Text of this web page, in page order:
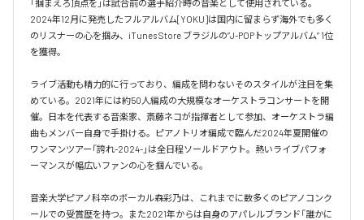
「掴まえろ頂点を」は試合前の選手紹介時の音楽として使用されている。
2024年12月に発売したフルアルバム[YOKU]は国内に留まらず海外でも多く
のリスナーの心を掴み、iTunes Store ブラジルの”J-POPトップアルバム” 1位
を獲得。
ライブ活動も精力的に行っており、編成を問わないそのスタイルが注目を集
めている。2021年には約50人編成の大規模なオーケストラコンサートを開
催。日本を代表する音楽家、斎藤ネコが指揮者として参加、オーケストラ編
曲もメンバー自身で手掛ける。ピアノトリオ編成で臨んだ2024年夏開催の
ワンマンツアー「誇れ-2024-」は全日程ソールドアウト。熱いライブパフォ
ーマンスが幅広いファンの心を掴んでいる。
音楽大学ピアノ科卒のボーカル森彩乃は、これまでに数多くのピアノコンク
ールでの受賞歴を持つ。また2021年からは自身のアパレルブランド「誰かに